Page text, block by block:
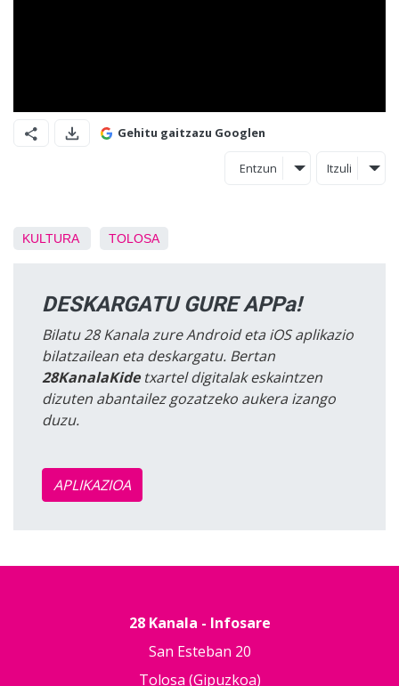
Gehitu gaitzazu Googlen
Entzun Itzuli
KULTURA TOLOSA
DESKARGATU GURE APPa!
Bilatu 28 Kanala zure Android eta iOS aplikazio
bilatzailean eta deskargatu. Bertan
28KanalaKidetxartel digitalak eskaintzen
dizuten abantailez gozatzeko aukera izango
duzu.
APLIKAZIOA
28 Kanala - Infosare
San Esteban 20
Tolosa (Gipuzkoa)